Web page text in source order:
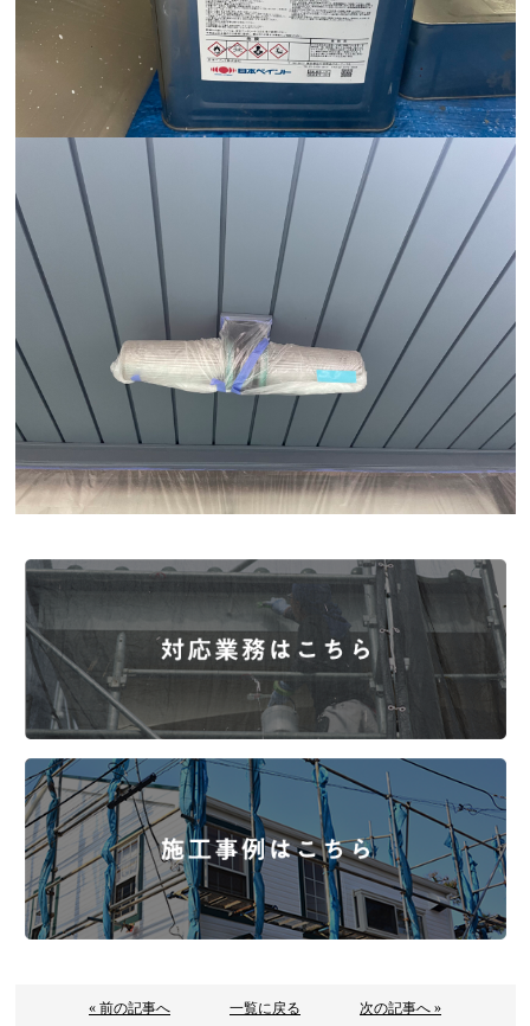
« 前の記事へ 一覧に戻る 次の記事へ »